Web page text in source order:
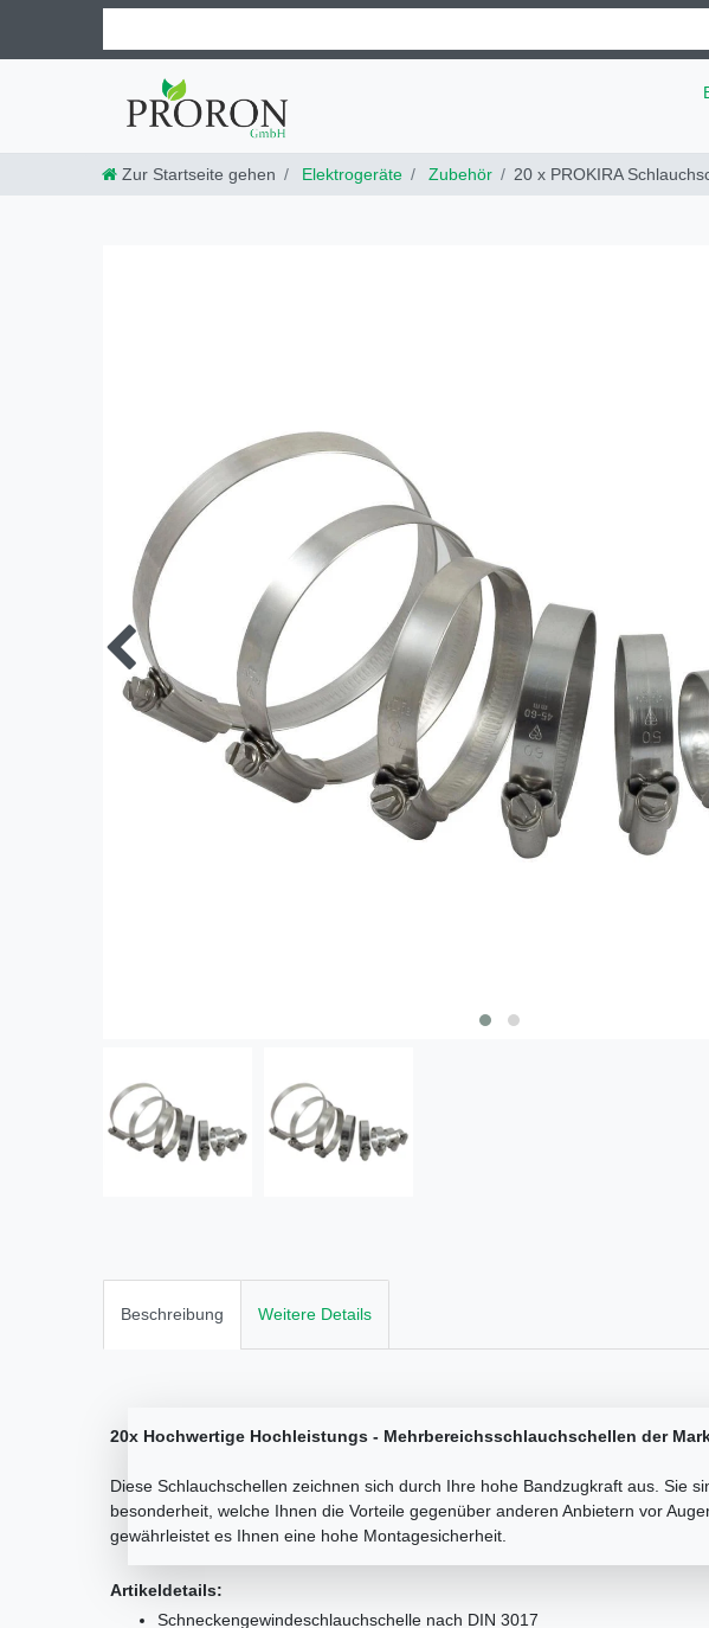
Zur Startseite gehen Elektrogeräte Zubehör 20 x PROKIRA
Beschreibung Weitere Details
20x Hochwertige Hochleistungs - Mehrbereichsschlauchschellen der
Diese Schlauchschellen zeichnen sich durch Ihre hohe Bandzugkraft aus. Sie
besonderheit, welche Ihnen die Vorteile gegenüber anderen Anbietern vor
gewährleistet es Ihnen eine hohe Montagesicherheit.
Artikeldetails:
Schneckengewindeschlauchschelle nach DIN 3017